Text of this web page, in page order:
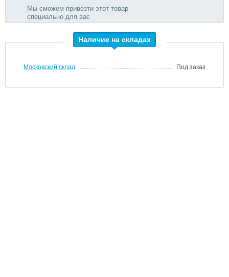
Мы сможем привезти этот товар
специально для вас
Наличие на складах
Московский склад Под заказ